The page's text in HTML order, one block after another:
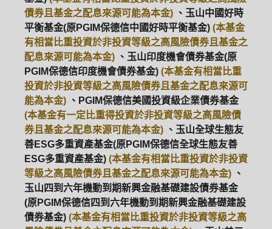
債券且基金之配息來源可能為本金) 、玉山中國好時
平衡基金(原PGIM保德信中國好時平衡基金) (本基金
有相當比重投資於非投資等級之高風險債券且基金之
配息來源可能為本金) 、玉山印度機會債券基金(原
PGIM保德信印度機會債券基金) (本基金有相當比重
投資於非投資等級之高風險債券且基金之配息來源可
能為本金) 、PGIM保德信美國投資級企業債券基金
(本基金有一定比重得投資於非投資等級之高風險債
券且基金之配息來源可能為本金) 、玉山全球生態友
善ESG多重資產基金(原PGIM保德信全球生態友善
ESG多重資產基金) (本基金有相當比重投資於非投資
等級之高風險債券且基金之配息來源可能為本金) 、
玉山四到六年機動到期新興金融基礎建設債券基金
(原PGIM保德信四到六年機動到期新興金融基礎建設
債券基金) (本基金有相當比重投資於非投資等級之高